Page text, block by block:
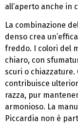
all’aperto anche in
La combinazione
denso crea
freddo. I colori del
chiaro, con
scuri o
contribuisce
razza, pur
armonioso. La
Piccardia non è